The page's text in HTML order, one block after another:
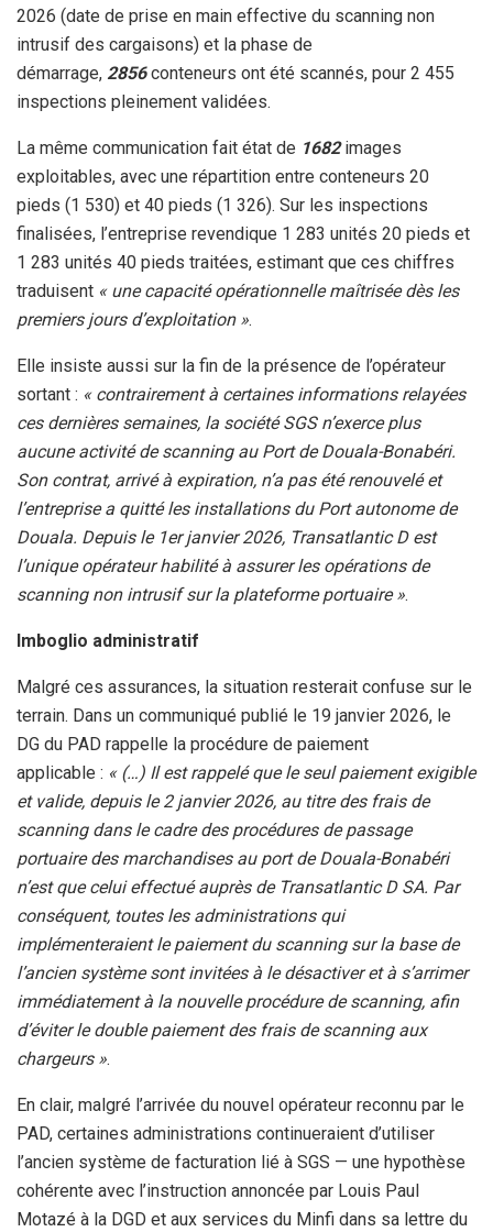
2026 (date de prise en main effective du scanning non
intrusif des cargaisons) et la phase de
démarrage, 2856conteneurs ont été scannés, pour 2 455
inspections pleinement validées.
La même communication fait état de 1682images
exploitables, avec une répartition entre conteneurs 20
pieds (1 530) et 40 pieds (1 326). Sur les inspections
finalisées, l’entreprise revendique 1 283 unités 20 pieds et
1 283 unités 40 pieds traitées, estimant que ces chiffres
traduisent « une capacité opérationnelle maîtrisée dès les
premiers jours d’exploitation ».
Elle insiste aussi sur la fin de la présence de l’opérateur
sortant : « contrairement à certaines informations relayées
ces dernières semaines, la société SGS n’exerce plus
aucune activité de scanning au Port de Douala-Bonabéri.
Son contrat, arrivé à expiration, n’a pas été renouvelé et
l’entreprise a quitté les installations du Port autonome de
Douala. Depuis le 1er janvier 2026, Transatlantic D est
l’unique opérateur habilité à assurer les opérations de
scanning non intrusif sur la plateforme portuaire ».
Imboglio administratif
Malgré ces assurances, la situation resterait confuse sur le
terrain. Dans un communiqué publié le 19 janvier 2026, le
DG du PAD rappelle la procédure de paiement
applicable : « (…) Il est rappelé que le seul paiement exigible
et valide, depuis le 2 janvier 2026, au titre des frais de
scanning dans le cadre des procédures de passage
portuaire des marchandises au port de Douala-Bonabéri
n’est que celui effectué auprès de Transatlantic D SA. Par
conséquent, toutes les administrations qui
implémenteraient le paiement du scanning sur la base de
l’ancien système sont invitées à le désactiver et à s’arrimer
immédiatement à la nouvelle procédure de scanning, afin
d’éviter le double paiement des frais de scanning aux
chargeurs ».
En clair, malgré l’arrivée du nouvel opérateur reconnu par le
PAD, certaines administrations continueraient d’utiliser
l’ancien système de facturation lié à SGS — une hypothèse
cohérente avec l’instruction annoncée par Louis Paul
Motazé à la DGD et aux services du Minfi dans sa lettre du